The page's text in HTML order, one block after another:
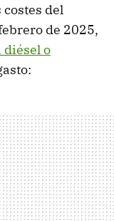
del
de 2025,
o